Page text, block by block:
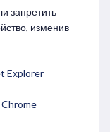
запретить
изменив
Explorer